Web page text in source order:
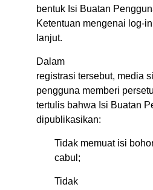
bentuk Isi Buatan
Ketentuan mengenai log-
lanjut.
Dalam
registrasi tersebut, media
pengguna memberi
tertulis bahwa Isi Buatan
dipublikasikan:
Tidak memuat isi
cabul;
Tidak